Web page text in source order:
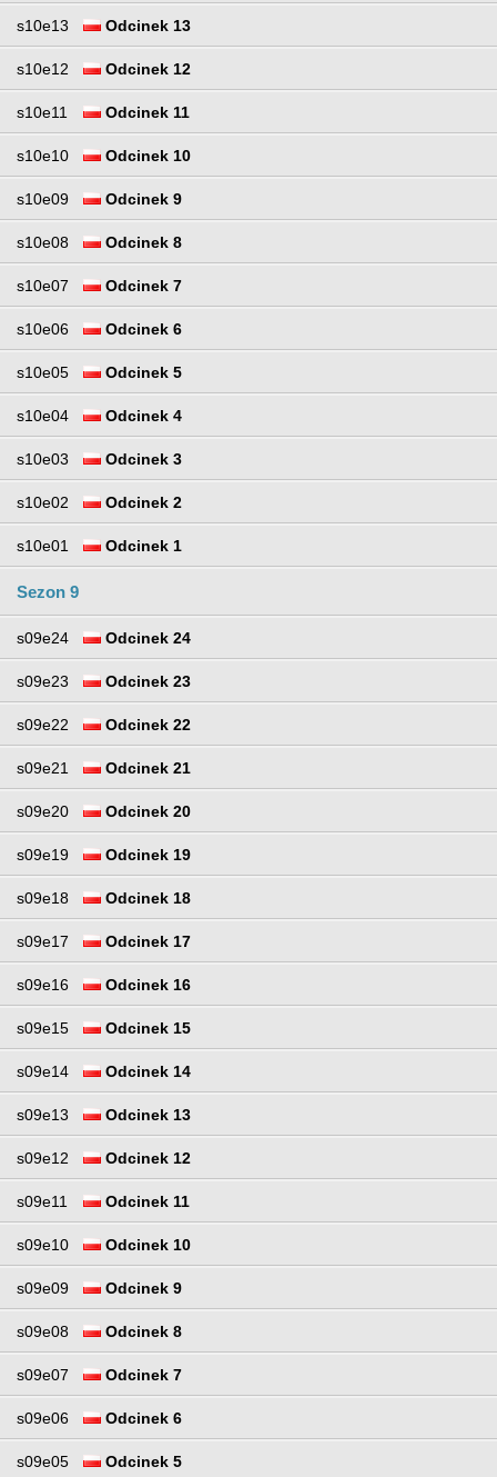
s10e13 Odcinek 13
s10e12 Odcinek 12
s10e11 Odcinek 11
s10e10 Odcinek 10
s10e09 Odcinek 9
s10e08 Odcinek 8
s10e07 Odcinek 7
s10e06 Odcinek 6
s10e05 Odcinek 5
s10e04 Odcinek 4
s10e03 Odcinek 3
s10e02 Odcinek 2
s10e01 Odcinek 1
Sezon 9
s09e24 Odcinek 24
s09e23 Odcinek 23
s09e22 Odcinek 22
s09e21 Odcinek 21
s09e20 Odcinek 20
s09e19 Odcinek 19
s09e18 Odcinek 18
s09e17 Odcinek 17
s09e16 Odcinek 16
s09e15 Odcinek 15
s09e14 Odcinek 14
s09e13 Odcinek 13
s09e12 Odcinek 12
s09e11 Odcinek 11
s09e10 Odcinek 10
s09e09 Odcinek 9
s09e08 Odcinek 8
s09e07 Odcinek 7
s09e06 Odcinek 6
s09e05 Odcinek 5